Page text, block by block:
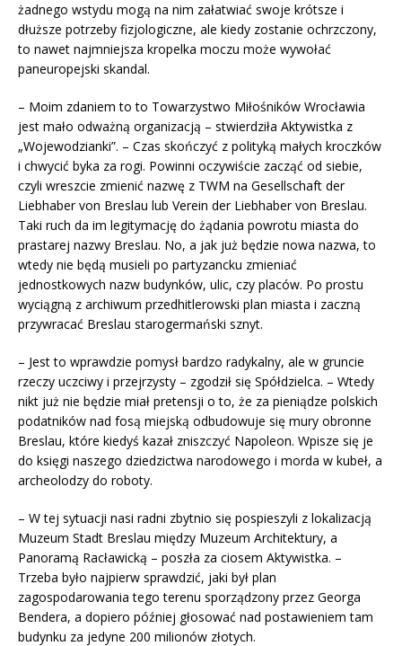
żadnego wstydu mogą na nim załatwiać swoje krótsze i
dłuższe potrzeby fizjologiczne, ale kiedy zostanie ochrzczony,
to nawet najmniejsza kropelka moczu może wywołać
paneuropejski skandal.
– Moim zdaniem to to Towarzystwo Miłośników Wrocławia
jest mało odważną organizacją – stwierdziła Aktywistka z
„Wojewodzianki”. – Czas skończyć z polityką małych kroczków
i chwycić byka za rogi. Powinni oczywiście zacząć od siebie,
czyli wreszcie zmienić nazwę z TWM na Gesellschaft der
Liebhaber von Breslau lub Verein der Liebhaber von Breslau.
Taki ruch da im legitymację do żądania powrotu miasta do
prastarej nazwy Breslau. No, a jak już będzie nowa nazwa, to
wtedy nie będą musieli po partyzancku zmieniać
jednostkowych nazw budynków, ulic, czy placów. Po prostu
wyciągną z archiwum przedhitlerowski plan miasta i zaczną
przywracać Breslau starogermański sznyt.
– Jest to wprawdzie pomysł bardzo radykalny, ale w gruncie
rzeczy uczciwy i przejrzysty – zgodził się Spółdzielca. – Wtedy
nikt już nie będzie miał pretensji o to, że za pieniądze polskich
podatników nad fosą miejską odbudowuje się mury obronne
Breslau, które kiedyś kazał zniszczyć Napoleon. Wpisze się je
do księgi naszego dziedzictwa narodowego i morda w kubeł, a
archeolodzy do roboty.
– W tej sytuacji nasi radni zbytnio się pospieszyli z lokalizacją
Muzeum Stadt Breslau między Muzeum Architektury, a
Panoramą Racławicką – poszła za ciosem Aktywistka. –
Trzeba było najpierw sprawdzić, jaki był plan
zagospodarowania tego terenu sporządzony przez Georga
Bendera, a dopiero później głosować nad postawieniem tam
budynku za jedyne 200 milionów złotych.